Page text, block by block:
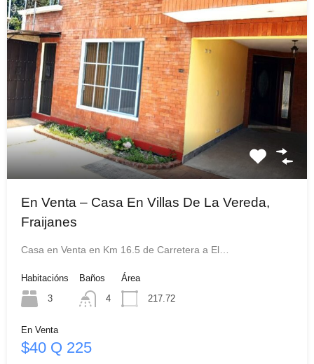
En Venta – Casa En Villas De La Vereda,
Fraijanes
Casa en Venta en Km 16.5 de Carretera a El…
Habitacións
3
Baños
4
Área
217.72
En Venta
$40 Q 225